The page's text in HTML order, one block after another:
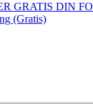
GRATIS DIN
(Gratis)